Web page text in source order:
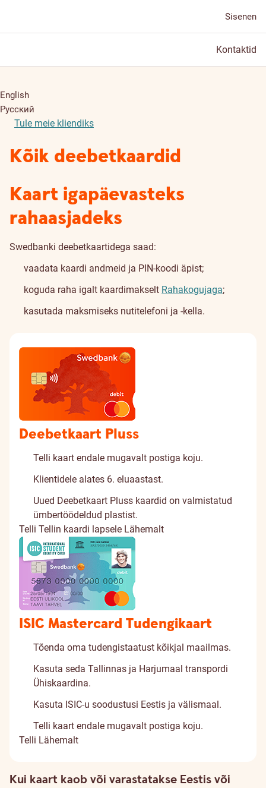
Sisenen
Kontaktid
English
Русский
Tule meie kliendiks
Kõik deebetkaardid
Kaart igapäevasteks
rahaasjadeks
Swedbanki deebetkaartidega saad:
vaadata kaardi andmeid ja PIN-koodi äpist;
koguda raha igalt kaardimakselt Rahakogujaga;
kasutada maksmiseks nutitelefoni ja -kella.
Deebetkaart Pluss
Telli kaart endale mugavalt postiga koju.
Klientidele alates 6. eluaastast.
Uued Deebetkaart Pluss kaardid on valmistatud
ümbertöödeldud plastist.
Telli Tellin kaardi lapsele Lähemalt
ISIC Mastercard Tudengikaart
Tõenda oma tudengistaatust kõikjal maailmas.
Kasuta seda Tallinnas ja Harjumaal transpordi
Ühiskaardina.
Kasuta ISIC-u soodustusi Eestis ja välismaal.
Telli kaart endale mugavalt postiga koju.
Telli Lähemalt
Turvalisus
Kui kaart kaob või varastatakse Eestis või